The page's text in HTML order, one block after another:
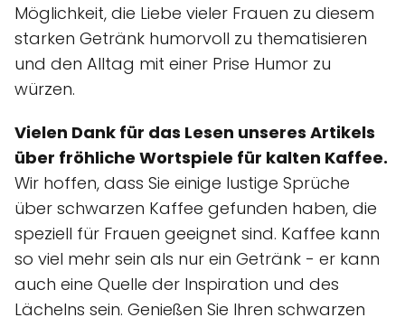
Möglichkeit, die Liebe vieler Frauen zu diesem
starken Getränk humorvoll zu thematisieren
und den Alltag mit einer Prise Humor zu
würzen.
Vielen Dank für das Lesen unseres Artikels
über fröhliche Wortspiele für kalten Kaffee.
Wir hoffen, dass Sie einige lustige Sprüche
über schwarzen Kaffee gefunden haben, die
speziell für Frauen geeignet sind. Kaffee kann
so viel mehr sein als nur ein Getränk - er kann
auch eine Quelle der Inspiration und des
Lächelns sein. Genießen Sie Ihren schwarzen